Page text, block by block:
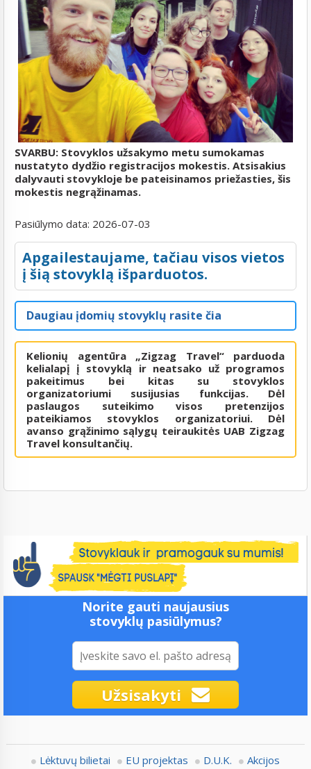
SVARBU: Stovyklos užsakymo metu sumokamas
nustatyto dydžio registracijos mokestis. Atsisakius
dalyvauti stovykloje be pateisinamos priežasties, šis
mokestis negrąžinamas.
Pasiūlymo data: 2026-07-03
Apgailestaujame, tačiau visos vietos
į šią stovyklą išparduotos.
Daugiau įdomių stovyklų rasite čia
Kelionių agentūra „Zigzag Travel“ parduoda
kelialapį į stovyklą ir neatsako už programos
pakeitimus bei kitas su stovyklos
organizatoriumi susijusias funkcijas. Dėl
paslaugos suteikimo visos pretenzijos
pateikiamos stovyklos organizatoriui. Dėl
avanso grąžinimo sąlygų teiraukitės UAB Zigzag
Travel konsultančių.
Norite gauti naujausius
stovyklų pasiūlymus?
Užsisakyti
Lėktuvų bilietai EU projektas D.U.K. Akcijos